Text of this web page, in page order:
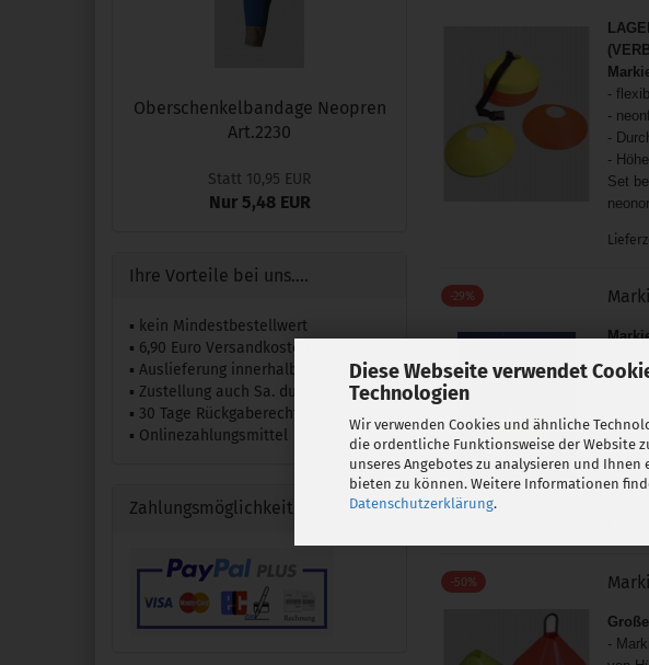
Diese Webseite verwendet
Technologien
Wir verwenden Cookies und ähnliche
die ordentliche Funktionsweise der Website
unseres Angebotes zu analysieren und
bieten zu können. Weitere Informationen
Datenschutzerklärung.
-
-
-
-
Set
-29%
-
-
- Set
Stück
-50%
-
Oberschenkelbandage Neopren
Art.2230
Statt 10,95 EUR
Nur 5,48 EUR
Ihre Vorteile bei uns....
▪ kein Mindestbestellwert
▪ 6,90 Euro Versandkosten
▪ Auslieferung innerhalb 24 Std.
▪ Zustellung auch Sa. durch DHL
▪ 30 Tage Rückgaberecht
▪ Onlinezahlungsmittel
Zahlungsmöglichkeiten